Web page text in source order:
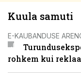
Kuula samuti
E-KAUBANDUSE
rohkem kui